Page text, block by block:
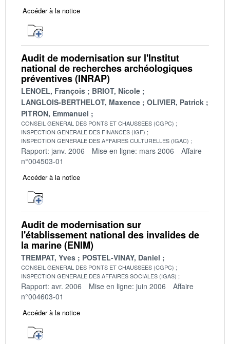
Accéder à la notice
Audit de modernisation sur l'Institut
national de recherches archéologiques
préventives (INRAP)
LENOEL, François
BRIOT, Nicole
LANGLOIS-BERTHELOT, Maxence
OLIVIER, Patrick
PITRON, Emmanuel
CONSEIL GENERAL DES PONTS ET CHAUSSEES (CGPC)
INSPECTION GENERALE DES FINANCES (IGF)
INSPECTION GENERALE DES AFFAIRES CULTURELLES (IGAC)
Rapport: janv. 2006 Mise en ligne: mars 2006
Affaire
n°004503-01
Accéder à la notice
Audit de modernisation sur
l'établissement national des invalides de
la marine (ENIM)
TREMPAT, Yves POSTEL-VINAY, Daniel
CONSEIL GENERAL DES PONTS ET CHAUSSEES (CGPC)
INSPECTION GENERALE DES AFFAIRES SOCIALES (IGAS)
Rapport: avr. 2006 Mise en ligne: juin 2006
Affaire
n°004603-01
Accéder à la notice